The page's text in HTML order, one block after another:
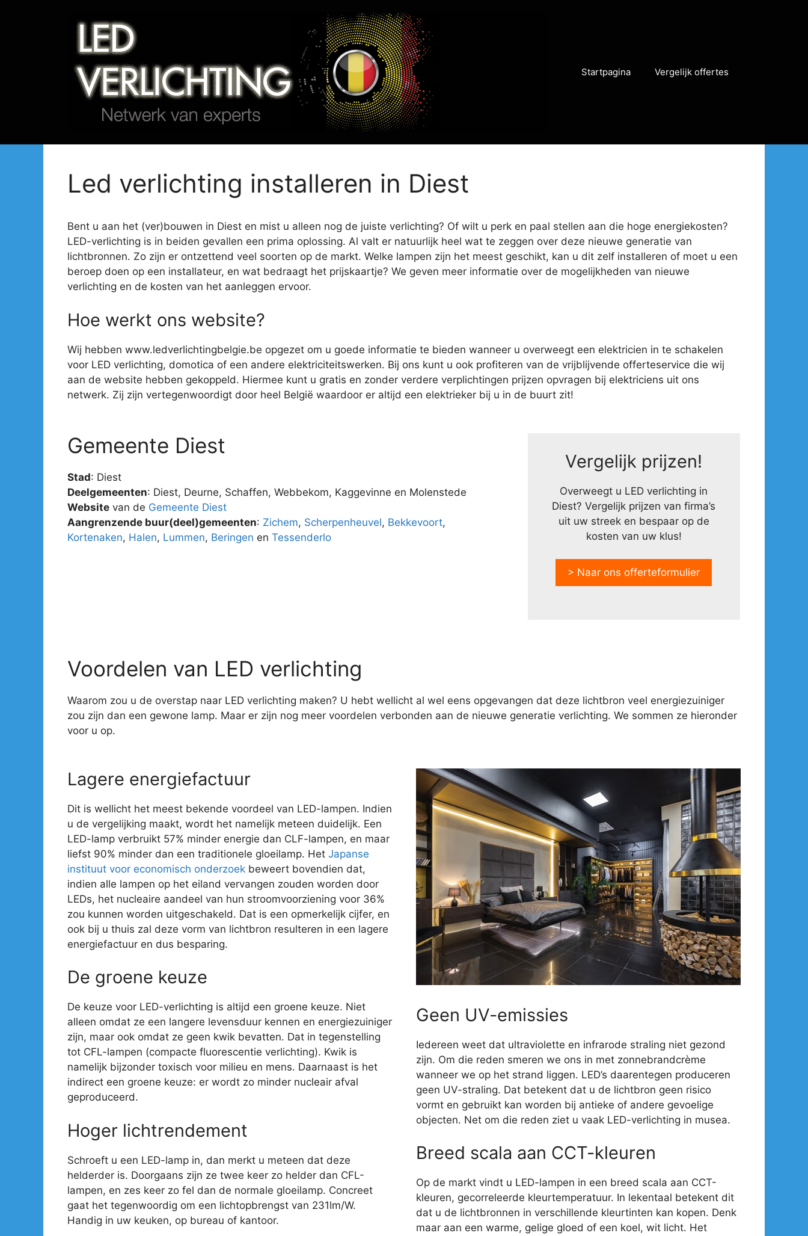
Startpagina Vergelijk offertes
Led verlichting installeren in Diest
Bent u aan het (ver)bouwen in Diest en mist u alleen nog de juiste verlichting? Of wilt u perk en paal stellen aan die hoge energiekosten?
LED-verlichting is in beiden gevallen een prima oplossing. Al valt er natuurlijk heel wat te zeggen over deze nieuwe generatie van
lichtbronnen. Zo zijn er ontzettend veel soorten op de markt. Welke lampen zijn het meest geschikt, kan u dit zelf installeren of moet u een
beroep doen op een installateur, en wat bedraagt het prijskaartje? We geven meer informatie over de mogelijkheden van nieuwe
verlichting en de kosten van het aanleggen ervoor.
Hoe werkt ons website?
Wij hebben www.ledverlichtingbelgie.be opgezet om u goede informatie te bieden wanneer u overweegt een elektricien in te schakelen
voor LED verlichting, domotica of een andere elektriciteitswerken. Bij ons kunt u ook profiteren van de vrijblijvende offerteservice die wij
aan de website hebben gekoppeld. Hiermee kunt u gratis en zonder verdere verplichtingen prijzen opvragen bij elektriciens uit ons
netwerk. Zij zijn vertegenwoordigt door heel België waardoor er altijd een elektrieker bij u in de buurt zit!
Gemeente Diest
Stad: Diest
Deelgemeenten: Diest, Deurne, Schaffen, Webbekom, Kaggevinne en Molenstede
Website van de Gemeente Diest
Aangrenzende buur(deel)gemeenten: Zichem, Scherpenheuvel, Bekkevoort,
Kortenaken, Halen, Lummen, Beringen en Tessenderlo
Vergelijk prijzen!
Overweegt u LED verlichting in
Diest? Vergelijk prijzen van firma’s
uit uw streek en bespaar op de
kosten van uw klus!
> Naar ons offerteformulier
Voordelen van LED verlichting
Waarom zou u de overstap naar LED verlichting maken? U hebt wellicht al wel eens opgevangen dat deze lichtbron veel energiezuiniger
zou zijn dan een gewone lamp. Maar er zijn nog meer voordelen verbonden aan de nieuwe generatie verlichting. We sommen ze hieronder
voor u op.
Lagere energiefactuur
Dit is wellicht het meest bekende voordeel van LED-lampen. Indien
u de vergelijking maakt, wordt het namelijk meteen duidelijk. Een
LED-lamp verbruikt 57% minder energie dan CLF-lampen, en maar
liefst 90% minder dan een traditionele gloeilamp. Het Japanse
instituut voor economisch onderzoek beweert bovendien dat,
indien alle lampen op het eiland vervangen zouden worden door
LEDs, het nucleaire aandeel van hun stroomvoorziening voor 36%
zou kunnen worden uitgeschakeld. Dat is een opmerkelijk cijfer, en
ook bij u thuis zal deze vorm van lichtbron resulteren in een lagere
energiefactuur en dus besparing.
De groene keuze
De keuze voor LED-verlichting is altijd een groene keuze. Niet
alleen omdat ze een langere levensduur kennen en energiezuiniger
zijn, maar ook omdat ze geen kwik bevatten. Dat in tegenstelling
tot CFL-lampen (compacte fluorescentie verlichting). Kwik is
namelijk bijzonder toxisch voor milieu en mens. Daarnaast is het
indirect een groene keuze: er wordt zo minder nucleair afval
geproduceerd.
Hoger lichtrendement
Schroeft u een LED-lamp in, dan merkt u meteen dat deze
helderder is. Doorgaans zijn ze twee keer zo helder dan CFL-
lampen, en zes keer zo fel dan de normale gloeilamp. Concreet
gaat het tegenwoordig om een lichtopbrengst van 231lm/W.
Handig in uw keuken, op bureau of kantoor.
Geen UV-emissies
Iedereen weet dat ultraviolette en infrarode straling niet gezond
zijn. Om die reden smeren we ons in met zonnebrandcrème
wanneer we op het strand liggen. LED’s daarentegen produceren
geen UV-straling. Dat betekent dat u de lichtbron geen risico
vormt en gebruikt kan worden bij antieke of andere gevoelige
objecten. Net om die reden ziet u vaak LED-verlichting in musea.
Breed scala aan CCT-kleuren
Op de markt vindt u LED-lampen in een breed scala aan CCT-
kleuren, gecorreleerde kleurtemperatuur. In lekentaal betekent dit
dat u de lichtbronnen in verschillende kleurtinten kan kopen. Denk
maar aan een warme, gelige gloed of een koel, wit licht. Het